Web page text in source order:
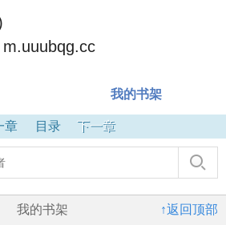
我的书架
章 目录 下一章
↑返回顶部
我的书架